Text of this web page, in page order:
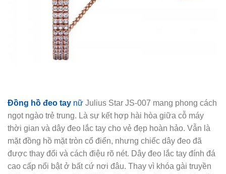
Đồng hồ đeo tay nữ Julius Star JS-007 mang phong cách
ngọt ngào trẻ trung. Là sự kết hợp hài hòa giữa cỗ máy
thời gian và dây đeo lắc tay cho vẻ đẹp hoàn hảo. Vẫn là
mặt đồng hồ mặt tròn cổ điển, nhưng chiếc dây đeo đã
được thay đổi và cách điệu rõ nét. Dây đeo lắc tay đính đá
cao cấp nổi bật ở bất cứ nơi đâu. Thay vì khóa gài truyền